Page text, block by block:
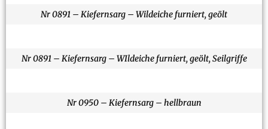
Nr 0891 – Kiefernsarg – Wildeiche furniert, geölt
Nr 0891 – Kiefernsarg – WIldeiche furniert, geölt, Seilgriffe
Nr 0950 – Kiefernsarg – hellbraun